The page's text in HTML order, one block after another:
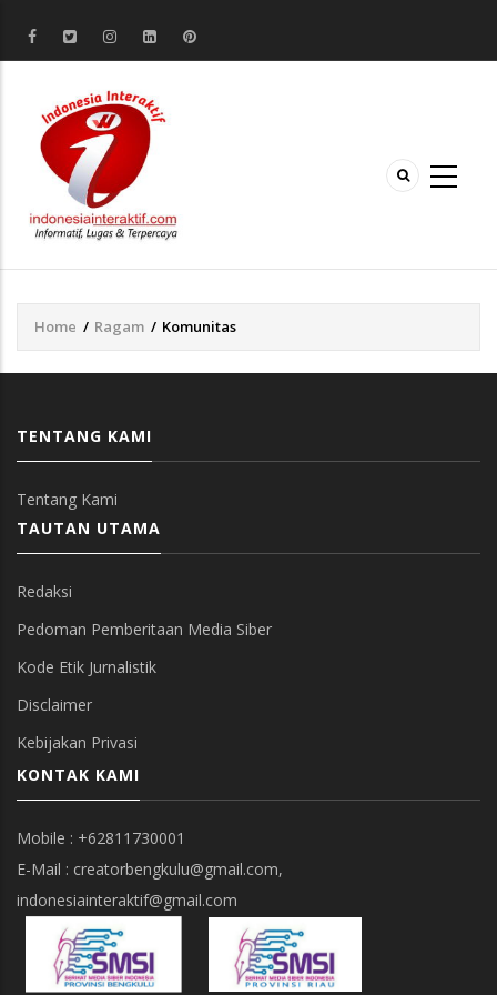
Breadcrumb
Home / Ragam / Komunitas
TENTANG KAMI
Tentang Kami
TAUTAN UTAMA
Redaksi
Pedoman Pemberitaan Media Siber
Kode Etik Jurnalistik
Disclaimer
Kebijakan Privasi
KONTAK KAMI
Mobile : +62811730001
E-Mail : creatorbengkulu@gmail.com,
indonesiainteraktif@gmail.com